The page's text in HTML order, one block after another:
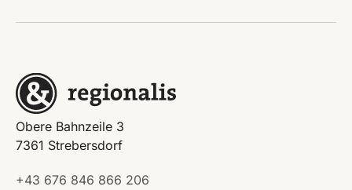
Obere Bahnzeile 3
7361 Strebersdorf
+43 676 846 866 206